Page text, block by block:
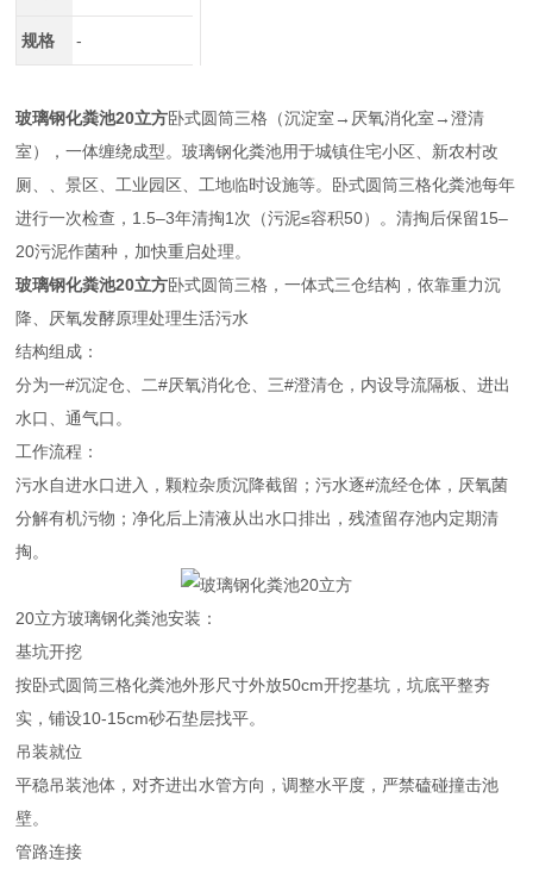
规格 -
玻璃钢化粪池20立方卧式圆筒三格（沉淀室→厌氧消化室→澄清
室），一体缠绕成型。玻璃钢化粪池用于城镇住宅小区、新农村改
厕、、景区、工业园区、工地临时设施等。卧式圆筒三格化粪池每年
进行一次检查，1.5–3年清掏1次（污泥≤容积50）。清掏后保留15–
20污泥作菌种，加快重启处理。
玻璃钢化粪池20立方卧式圆筒三格，一体式三仓结构，依靠重力沉
降、厌氧发酵原理处理生活污水
结构组成：
分为一#沉淀仓、二#厌氧消化仓、三#澄清仓，内设导流隔板、进出
水口、通气口。
工作流程：
污水自进水口进入，颗粒杂质沉降截留；污水逐#流经仓体，厌氧菌
分解有机污物；净化后上清液从出水口排出，残渣留存池内定期清
掏。
20立方玻璃钢化粪池安装：
基坑开挖
按卧式圆筒三格化粪池外形尺寸外放50cm开挖基坑，坑底平整夯
实，铺设10-15cm砂石垫层找平。
吊装就位
平稳吊装池体，对齐进出水管方向，调整水平度，严禁磕碰撞击池
壁。
管路连接